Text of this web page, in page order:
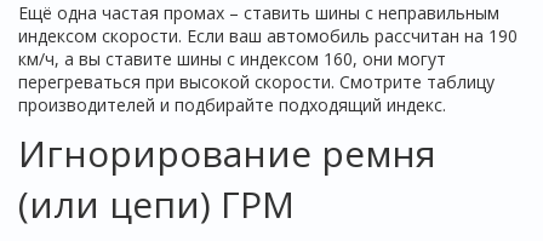
Ещё одна частая промах – ставить шины с неправильным
индексом скорости. Если ваш автомобиль рассчитан на 190
км/ч, а вы ставите шины с индексом 160, они могут
перегреваться при высокой скорости. Смотрите таблицу
производителей и подбирайте подходящий индекс.
Игнорирование ремня
(или цепи) ГРМ